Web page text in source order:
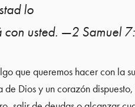
lo
con usted. —2 Samuel
que queremos hacer con la
Dios y un corazón